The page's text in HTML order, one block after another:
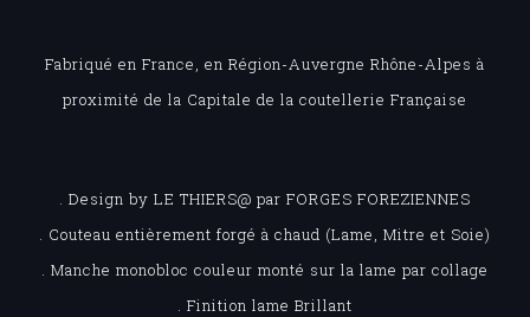
Fabriqué en France, en Région-Auvergne Rhône-Alpes à
proximité de la Capitale de la coutellerie Française
. Design by LE THIERS@ par FORGES FOREZIENNES
. Couteau entièrement forgé à chaud (Lame, Mitre et Soie)
. Manche monobloc couleur monté sur la lame par collage
. Finition lame Brillant